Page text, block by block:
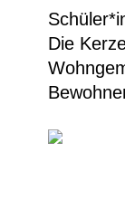
Die